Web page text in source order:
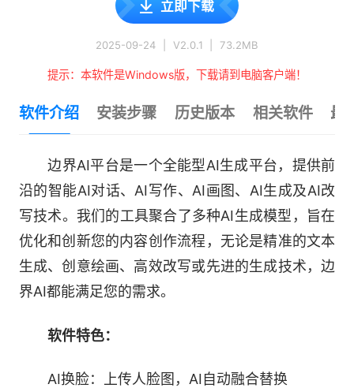
立即下载
2025-09-24 V2.0.1 73.2MB
提示：本软件是Windows版，下载请到电脑客户端！
软件介绍 安装步骤 历史版本 相关软件 最
边界AI平台是一个全能型AI生成平台，提供前
沿的智能AI对话、AI写作、AI画图、AI生成及AI改
写技术。我们的工具聚合了多种AI生成模型，旨在
优化和创新您的内容创作流程，无论是精准的文本
生成、创意绘画、高效改写或先进的生成技术，边
界AI都能满足您的需求。
软件特色：
AI换脸：上传人脸图，AI自动融合替换